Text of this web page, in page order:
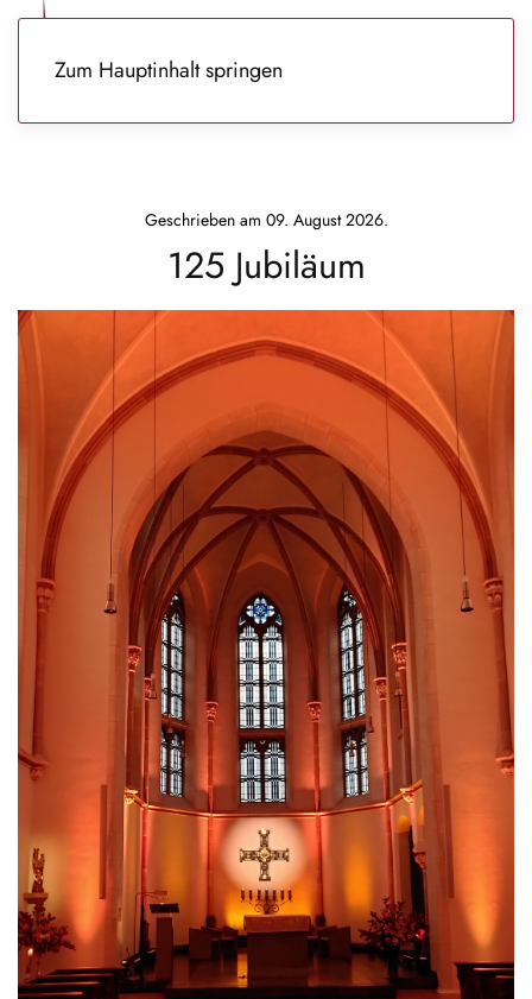
Zum Hauptinhalt springen
Geschrieben am 09. August 2026.
125 Jubiläum